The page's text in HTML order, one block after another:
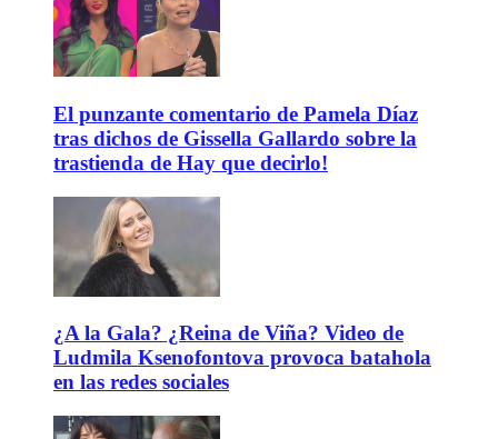
El punzante comentario de Pamela Díaz
tras dichos de Gissella Gallardo sobre la
trastienda de Hay que decirlo!
¿A la Gala? ¿Reina de Viña? Video de
Ludmila Ksenofontova provoca batahola
en las redes sociales